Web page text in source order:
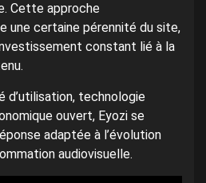
Cette approche
une certaine pérennité du site,
constant lié à la
d’utilisation, technologie
ouvert, Eyozi se
adaptée à l’évolution
audiovisuelle.